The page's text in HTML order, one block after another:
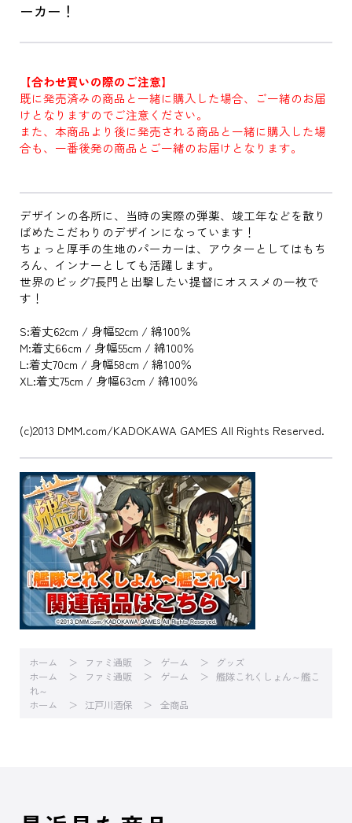
ーカー！
【合わせ買いの際のご注意】
既に発売済みの商品と一緒に購入した場合、ご一緒のお届
けとなりますのでご注意ください。
また、本商品より後に発売される商品と一緒に購入した場
合も、一番後発の商品とご一緒のお届けとなります。
デザインの各所に、当時の実際の弾薬、竣工年などを散り
ばめたこだわりのデザインになっています！
ちょっと厚手の生地のパーカーは、アウターとしてはもち
ろん、インナーとしても活躍します。
世界のビッグ7長門と出撃したい提督にオススメの一枚で
す！
S:着丈62cm / 身幅52cm / 綿100％
M:着丈66cm / 身幅55cm / 綿100％
L:着丈70cm / 身幅58cm / 綿100％
XL:着丈75cm / 身幅63cm / 綿100％
(c)2013 DMM.com/KADOKAWA GAMES All Rights Reserved.
ホーム ファミ通販 ゲーム
グッズ
ホーム
ファミ通販 ゲーム
艦隊これくしょん～艦こ
れ～
ホーム
江戸川酒保 全商品